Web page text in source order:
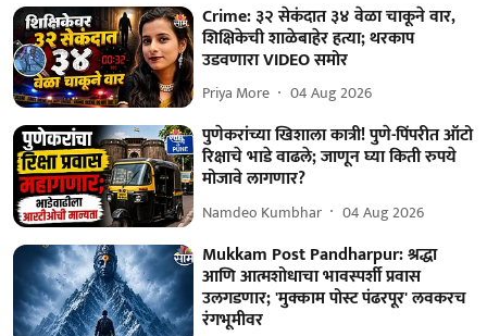
Crime: ३२ सेकंदात ३४ वेळा चाकूने वार,
शिक्षिकेची शाळेबाहेर हत्या; थरकाप
उडवणारा VIDEO समोर
Priya More 04 Aug 2026
पुणेकरांच्या खिशाला कात्री! पुणे-पिंपरीत ऑटो
रिक्षाचे भाडे वाढले; जाणून घ्या किती रुपये
मोजावे लागणार?
Namdeo Kumbhar 04 Aug 2026
Mukkam Post Pandharpur: श्रद्धा
आणि आत्मशोधाचा भावस्पर्शी प्रवास
उलगडणार; 'मुक्काम पोस्ट पंढरपूर' लवकरच
रंगभूमीवर